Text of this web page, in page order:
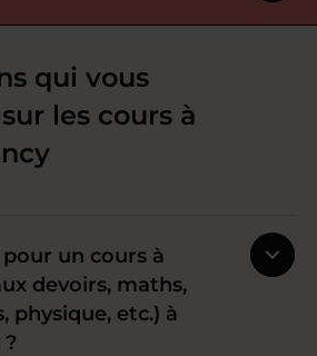
qui vous
les cours à
un cours à
devoirs, maths,
physique, etc.) à